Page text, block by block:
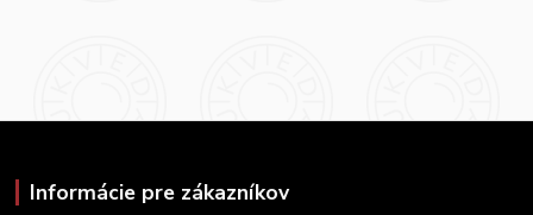
Informácie pre zákazníkov